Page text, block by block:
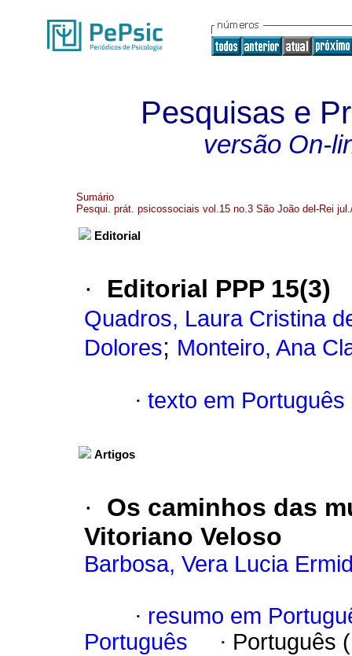
Pesquisas e
versão On-
Sumário
Pesqui. prát. psicossociais vol.15 no.3 São João del-Rei
Editorial
· Editorial PPP 15(3)
Quadros, Laura Cristina
Dolores; Monteiro, Ana
· texto em Português
Artigos
·
Os caminhos das
Vitoriano Veloso
Barbosa, Vera Lucia
· resumo em
Português
· Português